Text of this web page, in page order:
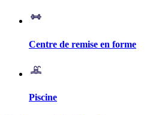
Centre de remise en forme
Piscine